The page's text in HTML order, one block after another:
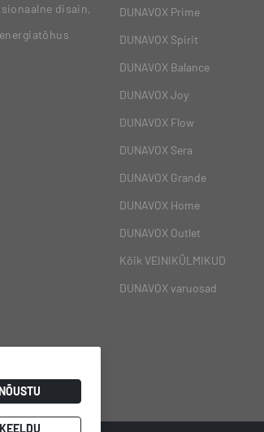
disain,
DUNAVOX Prime
DUNAVOX Spirit
DUNAVOX Balance
DUNAVOX Joy
DUNAVOX Flow
DUNAVOX Sera
DUNAVOX Grande
DUNAVOX Home
DUNAVOX Outlet
Kõik VEINIKÜLMIKUD
DUNAVOX varuosad
KEELDU